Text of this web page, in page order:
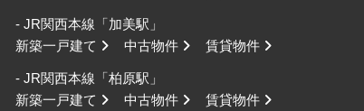
- JR関西本線「加美駅」
新築一戸建て
中古物件 賃貸物件
- JR関西本線「柏原駅」
新築一戸建て
中古物件 賃貸物件